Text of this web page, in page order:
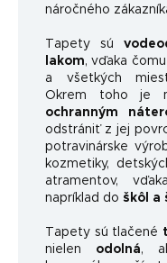
náročného
Tapety sú
lakom, vďaka
a všetkých
Okrem toho je
ochranným
odstrániť z jej
potravinárske
kozmetiky,
atramentov,
napríklad do škôl a
Tapety sú tlačené
nielen odolná,